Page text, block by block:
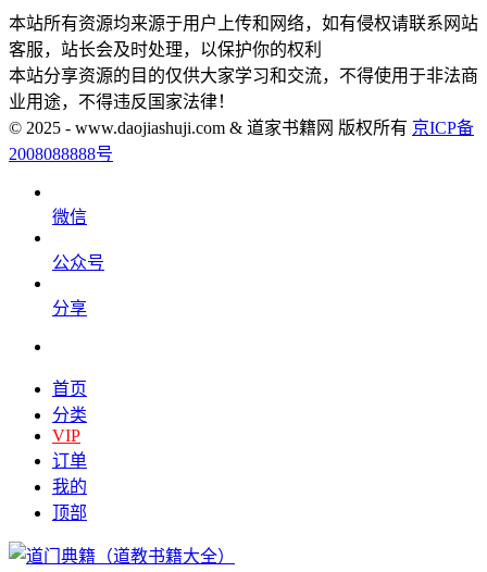
本站所有资源均来源于用户上传和网络，如有侵权请联系网站
客服，站长会及时处理，以保护你的权利
本站分享资源的目的仅供大家学习和交流，不得使用于非法商
业用途，不得违反国家法律！
© 2025 - www.daojiashuji.com & 道家书籍网 版权所有 京ICP备
2008088888号
微信
公众号
分享
首页
分类
VIP
订单
我的
顶部